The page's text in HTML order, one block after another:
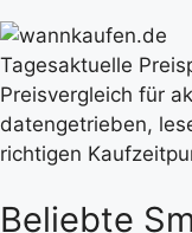
Tagesaktuelle
Preisvergleich für
datengetrieben,
richtigen
Beliebte